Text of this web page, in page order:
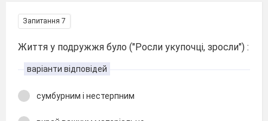
Запитання 7
Життя у подружжя було ("Росли укупочці, зросли") :
варіанти відповідей
сумбурним і нестерпним